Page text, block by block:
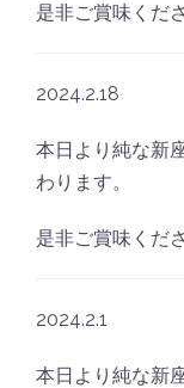
是非ご賞味くだ
2024.2.18
本日より純な新
わります。
是非ご賞味くだ
2024.2.1
本日より純な新